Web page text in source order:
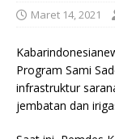
Maret 14, 2021
Program Sami
infrastruktur
jembatan dan